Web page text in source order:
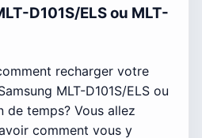
D101S/ELS ou MLT-
recharger votre
MLT-D101S/ELS ou
de temps? Vous allez
comment vous y